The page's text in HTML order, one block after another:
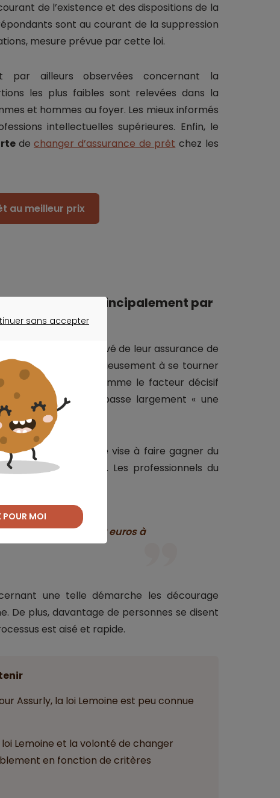
de l’existence et des dispositions de la
sont au courant de la suppression
mesure prévue par cette loi.
par ailleurs observées concernant la
les plus faibles sont relevées dans la
et hommes au foyer. Les mieux informés
intellectuelles supérieures. Enfin, le
de changer d’assurance de prêt chez les
au meilleur prix
motivé principalement par
déplorent le coût élevé de leur assurance de
(55 %) pense sérieusement à se tourner
désignent le prix comme le facteur décisif
Ce critère surpasse largement « une
client ».
la loi Lemoine vise à faire gagner du
le budget de l’État. Les professionnels du
entre 5 000 et 15 000 euros à
une telle démarche les décourage
De plus, davantage de personnes se disent
est aisé et rapide.
Assurly, la loi Lemoine est peu connue
Lemoine et la volonté de changer
en fonction de critères
sans accepter
POUR MOI